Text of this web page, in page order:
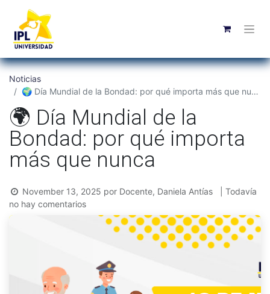
Noticias
🌍 Día Mundial de la Bondad: por qué importa más que nunca
🌍 Día Mundial de la
Bondad: por qué importa
más que nunca
November 13, 2025 por Docente, Daniela Antías
| Todavía
no hay comentarios